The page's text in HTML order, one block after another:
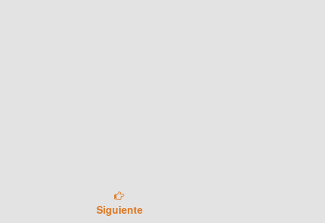
Siguiente